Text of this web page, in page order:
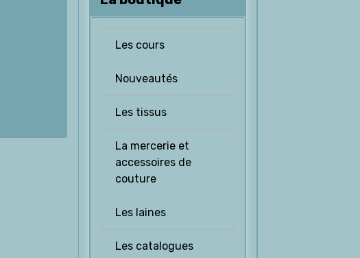
Les cours
Nouveautés
Les tissus
La mercerie et
accessoires de
couture
Les laines
Les catalogues